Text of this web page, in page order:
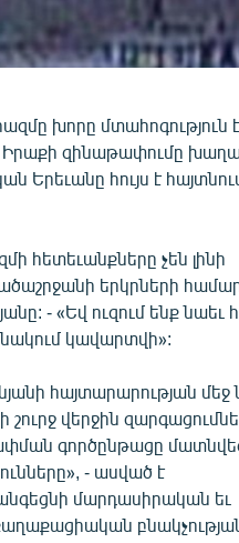
խորը մտահոգություն
Իրաքի զինաթափումը
հույս է
հետեւանքները չեն լինի
երկրների
- «Եվ ուզում ենք նաեւ
կավարտվի»:
հայտարարության մեջ
վերջին
գործընթացը
- ասված է
մարդասիրական եւ